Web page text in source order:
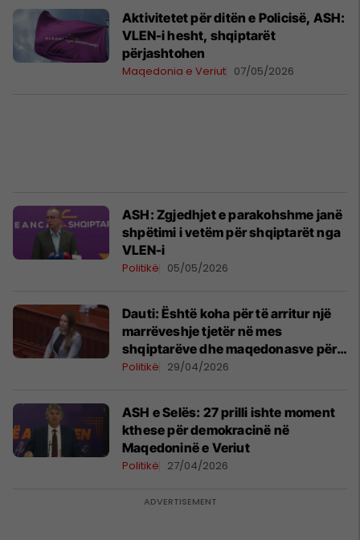
Aktivitetet për ditën e Policisë, ASH:
VLEN-i hesht, shqiptarët
përjashtohen
Maqedonia e Veriut 07/05/2026
ASH: Zgjedhjet e parakohshme janë
shpëtimi i vetëm për shqiptarët nga
VLEN-i
Politikë 05/05/2026
Dauti: Është koha për të arritur një
marrëveshje tjetër në mes
shqiptarëve dhe maqedonasve për
formën e formimit të qeverive të
Politikë 29/04/2026
ASH e Selës: 27 prilli ishte moment
kthese për demokracinë në
Maqedoninë e Veriut
Politikë 27/04/2026